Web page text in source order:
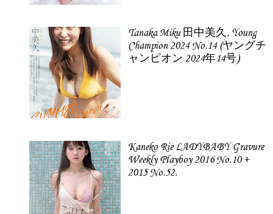
Tanaka Miku 田中美久, Young
Champion 2024 No.14 (ヤングチ
ャンピオン 2024年14号)
Kaneko Rie LADYBABY Gravure
Weekly Playboy 2016 No.10 +
2015 No.52.